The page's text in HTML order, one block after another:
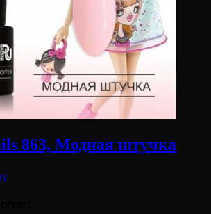
863, Модная штучка